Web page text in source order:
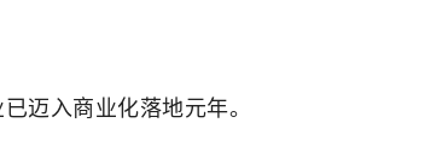
迈入商业化落地元年。